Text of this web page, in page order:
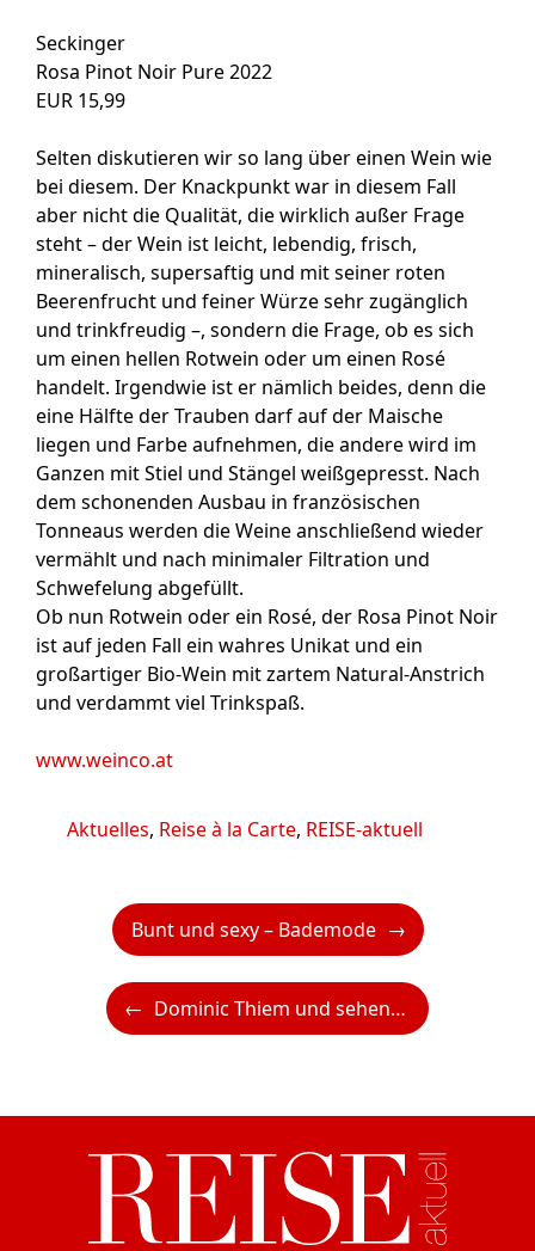
Seckinger
Rosa Pinot Noir Pure 2022
EUR 15,99
Selten diskutieren wir so lang über einen Wein wie
bei diesem. Der Knackpunkt war in diesem Fall
aber nicht die Qualität, die wirklich außer Frage
steht – der Wein ist leicht, lebendig, frisch,
mineralisch, supersaftig und mit seiner roten
Beerenfrucht und feiner Würze sehr zugänglich
und trinkfreudig –, sondern die Frage, ob es sich
um einen hellen Rotwein oder um einen Rosé
handelt. Irgendwie ist er nämlich beides, denn die
eine Hälfte der Trauben darf auf der Maische
liegen und Farbe aufnehmen, die andere wird im
Ganzen mit Stiel und Stängel weißgepresst. Nach
dem schonenden Ausbau in französischen
Tonneaus werden die Weine anschließend wieder
vermählt und nach minimaler Filtration und
Schwefelung abgefüllt.
Ob nun Rotwein oder ein Rosé, der Rosa Pinot Noir
ist auf jeden Fall ein wahres Unikat und ein
großartiger Bio-Wein mit zartem Natural-Anstrich
und verdammt viel Trinkspaß.
www.weinco.at
Kategorien
Aktuelles, Reise à la Carte, REISE-aktuell
Bunt und sexy – Bademode
Dominic Thiem und sehen!wutscher lancieren die neue THIEM VIEW Kollektion